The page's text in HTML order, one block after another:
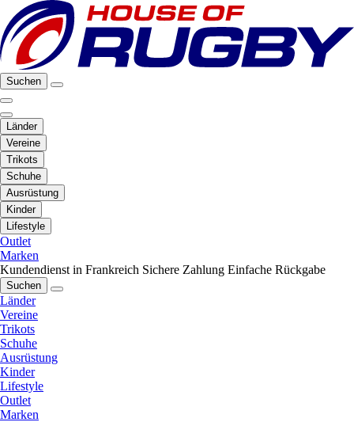
Suchen
Länder
Vereine
Trikots
Schuhe
Ausrüstung
Kinder
Lifestyle
Outlet
Marken
Kundendienst in Frankreich Sichere Zahlung Einfache Rückgabe
Suchen
Länder
Vereine
Trikots
Schuhe
Ausrüstung
Kinder
Lifestyle
Outlet
Marken